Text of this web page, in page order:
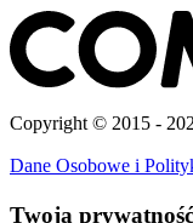
Copyright © 2015 -
Dane Osobowe i
Twoja prywatność